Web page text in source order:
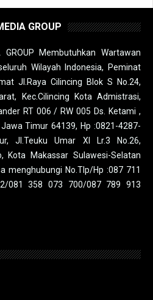
GROUP
GROUP Membutuhkan Wartawan
Wilayah Indonesia, Peminat
Jl.Raya Cilincing Blok S No.24,
Kec.Cilincing Kota Admistrasi,
RT 006 / RW 005 Ds. Ketami ,
Timur 64139, Hp :0821-4287-
Jl.Teuku Umar XI Lr.3 No.26,
Kota Makassar Sulawesi-Selatan
menghubungi No.Tlp/Hp :087 711
081 358 073 700/087 789 913